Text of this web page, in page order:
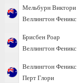
Мельбурн Виктори
Веллингтон Феникс
Брисбен Роар
Веллингтон Феникс
Веллингтон Феникс
Перт Глори